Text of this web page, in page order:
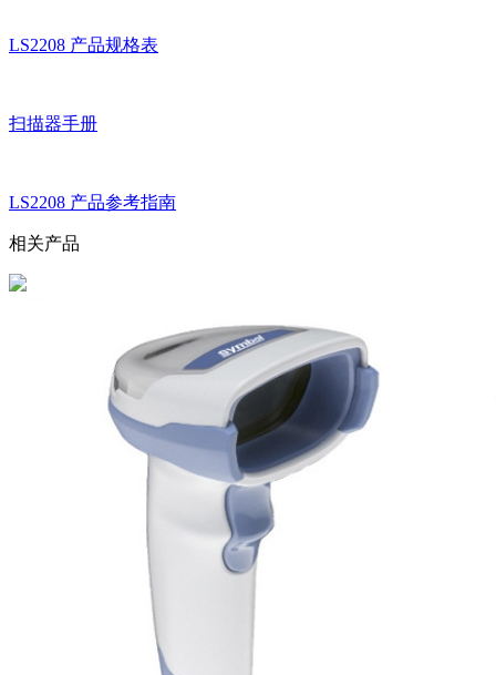
LS2208 产品规格表
扫描器手册
LS2208 产品参考指南
相关产品